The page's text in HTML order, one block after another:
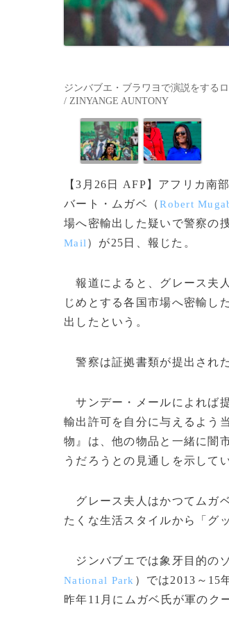
ジンバブエ・ブラワヨで演説をする
/ ZINYANGE AUNTONY
【3月26日 AFP】アフリカ南
バート・ムガベ（Robert
場へ密輸出した疑いで警察の
Mail ）が25日、報じた。
報道によると、グレース夫
じめとする各国市場へ密輸し
出したという。
警察は証拠書類が提出され
サンデー・メールによれば
輸出許可を自分に与えるよう
物』は、他の物品と一緒に闇
うだろうとの見通しを示して
グレース夫人はかつてムガ
たくな生活スタイルから「グ
ジンバブエでは象牙目的の
National Park ）では2013～15
昨年11月にムガベ氏が軍のク